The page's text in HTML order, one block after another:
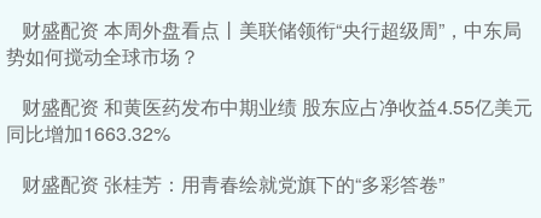
财盛配资 本周外盘看点丨美联储领衔“央行超级周”，中东局
势如何搅动全球市场？
财盛配资 和黄医药发布中期业绩 股东应占净收益4.55亿美元
同比增加1663.32%
财盛配资 张桂芳：用青春绘就党旗下的“多彩答卷”